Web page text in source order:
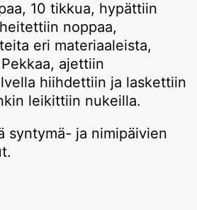
10 tikkua, hypättiin
noppaa,
eri materiaaleista,
ajettiin
hiihdettiin ja laskettiin
leikittiin nukeilla.
syntymä- ja nimipäivien